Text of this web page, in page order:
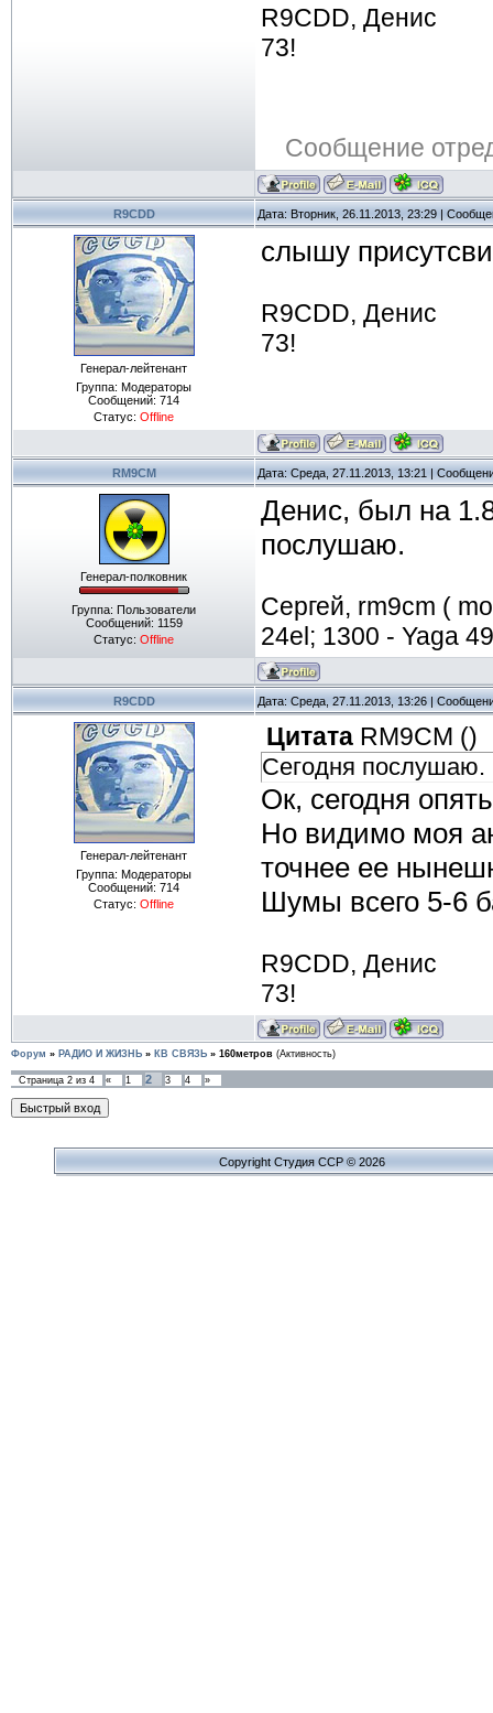
R9CDD, Денис
73!
Сообщение
R9CDD Дата: Вторник, 26.11.2013, 23:29 |
Генерал-лейтенант
Группа: Модераторы
Сообщений: 714
Статус: Offline
слышу
R9CDD, Денис
73!
RM9CM Дата: Среда, 27.11.2013, 13:21 |
Генерал-полковник
Группа: Пользователи
Сообщений: 1159
Статус: Offline
Денис, был на
послушаю.
Сергей, rm9cm (
24el; 1300 - Yaga
R9CDD Дата: Среда, 27.11.2013, 13:26 |
Генерал-лейтенант
Группа: Модераторы
Сообщений: 714
Статус: Offline
Цитата RM9CM ()
Сегодня послушаю.
Ок, сегодня
Но видимо моя
точнее ее
Шумы всего 5-6
R9CDD, Денис
73!
Форум » РАДИО И ЖИЗНЬ » КВ СВЯЗЬ » 160метров (Активность)
Страница 2 из 4 « 1 2 3 4 »
Copyright Cтудия ССР © 2026